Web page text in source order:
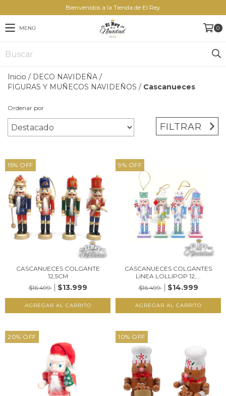
Bienvenidos a la Tienda de El Rey
MENÚ 0
Inicio / DECO NAVIDEÑA /
FIGURAS Y MUÑECOS NAVIDEÑOS / Cascanueces
Ordenar por
FILTRAR
15% OFF
CASCANUECES COLGANTE
12,5CM
$16.499
$13.999
9% OFF
CASCANUECES COLGANTES
LINEA LOLLIPOP 12,...
$16.499
$14.999
20% OFF 10% OFF